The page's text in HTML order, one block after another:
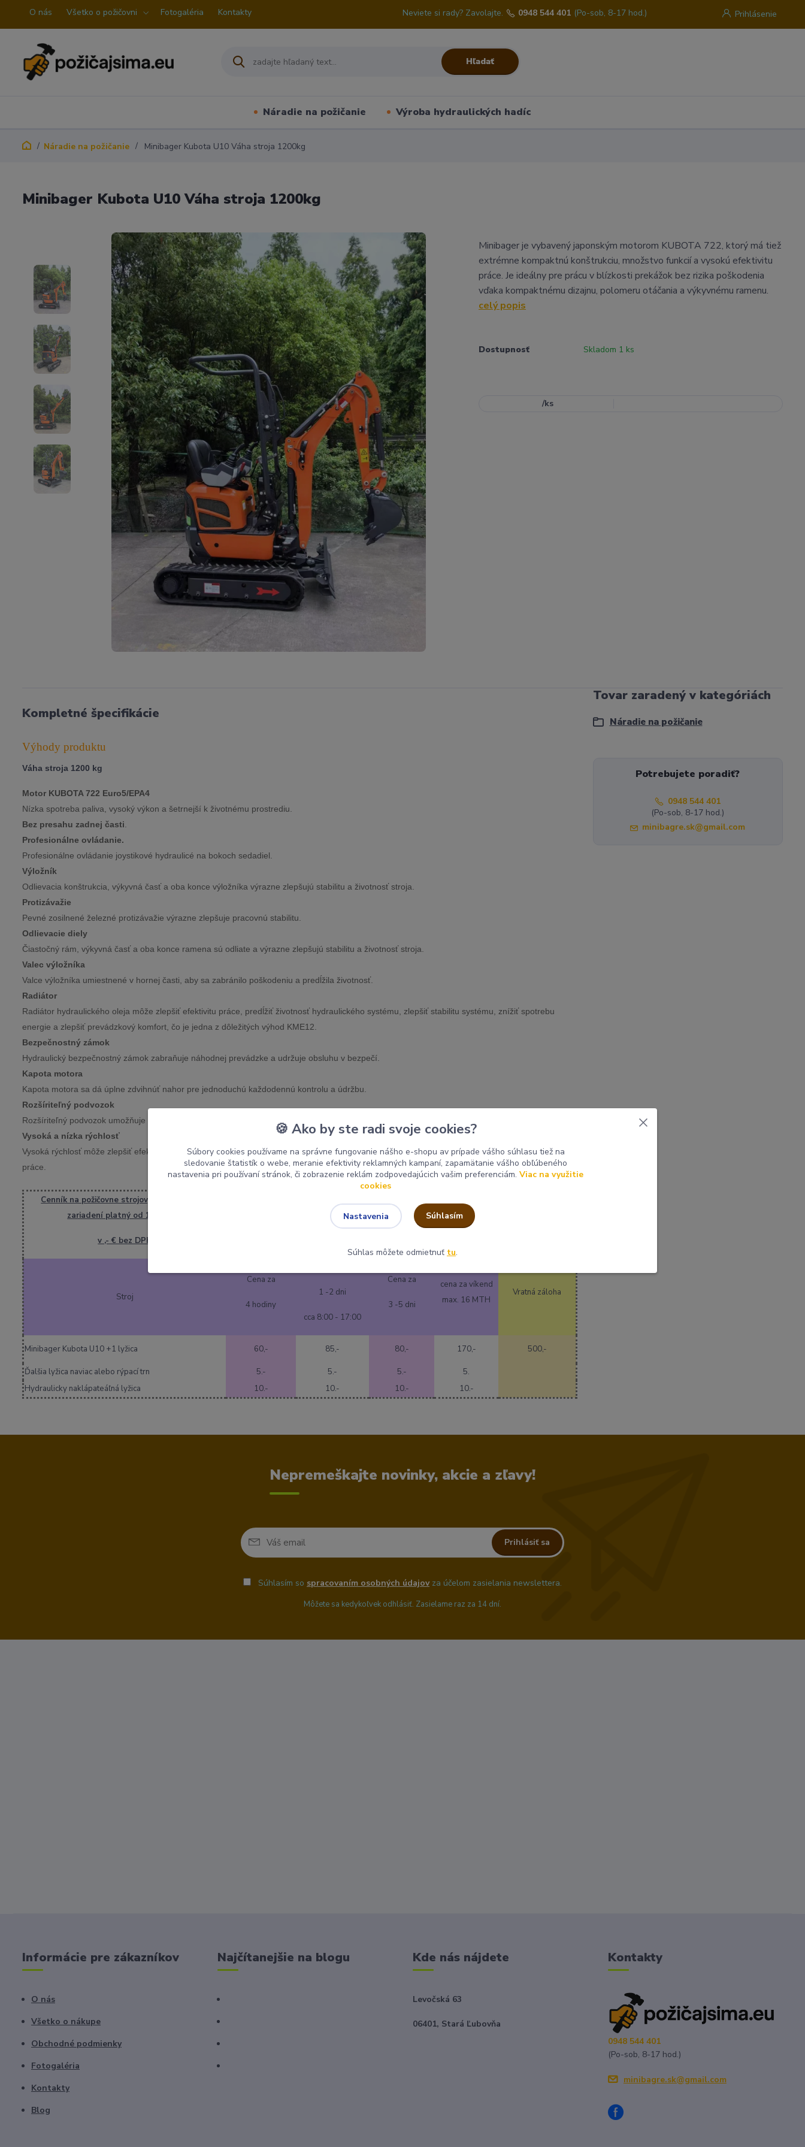
O nás Všetko o požičovni Fotogaléria Kontakty Prihlásenie
Hľadať
Neviete si rady? Zavolajte. 0948 544 401 (Po-sob, 8-17 hod.)
Náradie na požičanie Výroba hydraulických hadíc
Náradie na požičanie Minibager Kubota U10 Váha stroja 1200kg
Minibager Kubota U10 Váha stroja 1200kg
Minibager je vybavený japonským motorom KUBOTA 722, ktorý má tiež
extrémne kompaktnú konštrukciu, množstvo funkcií a vysokú efektivitu
práce. Je ideálny pre prácu v blízkosti prekážok bez rizika poškodenia
vďaka kompaktnému dizajnu, polomeru otáčania a výkyvnému ramenu.
celý popis
Dostupnosť Skladom 1 ks
/ks
Kompletné špecifikácie
Výhody produktu
Váha stroja 1200 kg
Motor KUBOTA 722 Euro5/EPA4
Nízka spotreba paliva, vysoký výkon a šetrnejší k životnému prostrediu.
Bez presahu zadnej časti
Profesionálne ovládanie.
Profesionálne ovládanie joystikové hydraulicé na bokoch sedadiel.
Výložník
Odlievacia konštrukcia, výkyvná časť a oba konce výložníka výrazne zlepšujú stabilitu a životnosť stroja.
Protizávažie
Pevné zosilnené železné protizávažie výrazne zlepšuje pracovnú stabilitu.
Odlievacie diely
Čiastočný rám, výkyvná časť a oba konce ramena sú odliate a výrazne zlepšujú stabilitu a životnosť stroja.
Valec výložníka
Valce výložníka umiestnené v hornej časti, aby sa zabránilo poškodeniu a predĺžila životnosť.
Radiátor
Radiátor hydraulického oleja môže zlepšiť efektivitu práce, predĺžiť životnosť hydraulického systému, zlepšiť stabilitu systému, znížiť spotrebu
energie a zlepšiť prevádzkový komfort, čo je jedna z dôležitých výhod KME12.
Bezpečnostný zámok
Hydraulický bezpečnostný zámok zabraňuje náhodnej prevádzke a udržuje obsluhu v bezpečí.
Kapota motora
Kapota motora sa dá úplne zdvihnúť nahor pre jednoduchú každodennú kontrolu a údržbu.
Rozšíriteľný podvozok
Rozšíriteľný podvozok umožňuje stroju prejsť úzkymi priestormi a udržiavať dobrú stabilitu počas výkopu.
Vysoká a nízka rýchlosť
Vysoká rýchlosť môže zlepšiť efektivitu práce a skrátiť pracovný čas. Nízka rýchlosť môže zvýšiť trakciu a výkon rýpadla a zaistiť bezpečnosť
práce.
Cenník na požičovne strojov,príslušenstva a
zariadení platný od 15.6.2023
v ,- € bez DPH
Stroj
Cena za
4 hodiny
1 -2 dni
cca 8:00 - 17:00
Cena za
3 -5 dni
cena za víkend
max. 16 MTH
Vratná záloha
Minibager Kubota U10 +1 lyžica 60,- 85,- 80,- 170,- 500,-
Ďalšia lyžica naviac alebo rýpací trn 5.- 5.- 5.-
5.
Hydraulicky naklápateáľná lyžica
10.- 10.- 10.- 10.-
Tovar zaradený v kategóriách
Náradie na požičanie
Potrebujete poradiť?
0948 544 401
(Po-sob, 8-17 hod.)
minibagre.sk@gmail.com
Nepremeškajte novinky, akcie a zľavy!
Prihlásiť sa
Súhlasím so spracovaním osobných údajovza účelom zasielania newslettera.
Môžete sa kedykoľvek odhlásiť. Zasielame raz za 14 dní.
Informácie pre zákazníkov
O nás
Všetko o nákupe
Obchodné podmienky
Fotogaléria
Kontakty
Blog
Najčítanejšie na blogu Kde nás nájdete
Levočská 63
06401, Stará Ľubovňa
Kontakty
0948 544 401
(Po-sob, 8-17 hod.)
minibagre.sk@gmail.com
🍪 Ako by ste radi svoje cookies?
Súbory cookies používame na správne fungovanie nášho e-shopu av prípade vášho súhlasu tiež na
sledovanie štatistík o webe, meranie efektivity reklamných kampaní, zapamätanie vášho obľúbeného
nastavenia pri používaní stránok, či zobrazenie reklám zodpovedajúcich vašim preferenciám. Viac na využitie
cookies
Nastavenia Súhlasím
Súhlas môžete odmietnuť tu.